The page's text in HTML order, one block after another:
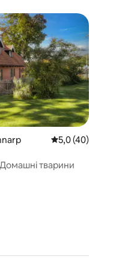
34 Середня оцінка: 5,0
5,0 (40)
Домашні тварини